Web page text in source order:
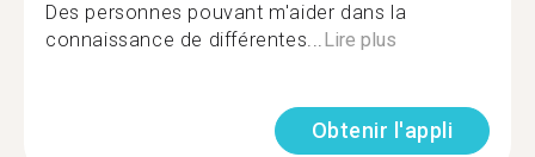
Des personnes pouvant m'aider dans la
connaissance de différentes...Lire plus
Obtenir l'appli